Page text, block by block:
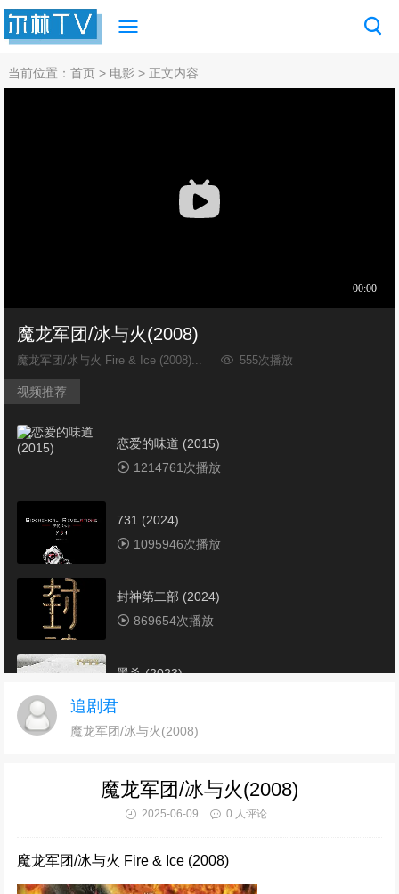
当前位置：首页 > 电影 > 正文内容
魔龙军团/冰与火(2008)
魔龙军团/冰与火 Fire & Ice (2008)... 555次播放
视频推荐
恋爱的味道 (2015)
1214761次播放
731 (2024)
1095946次播放
封神第二部 (2024)
869654次播放
墨杀 (2023)
追剧君
魔龙军团/冰与火(2008)
魔龙军团/冰与火(2008)
2025-06-09 0 人评论
魔龙军团/冰与火 Fire & Ice (2008)